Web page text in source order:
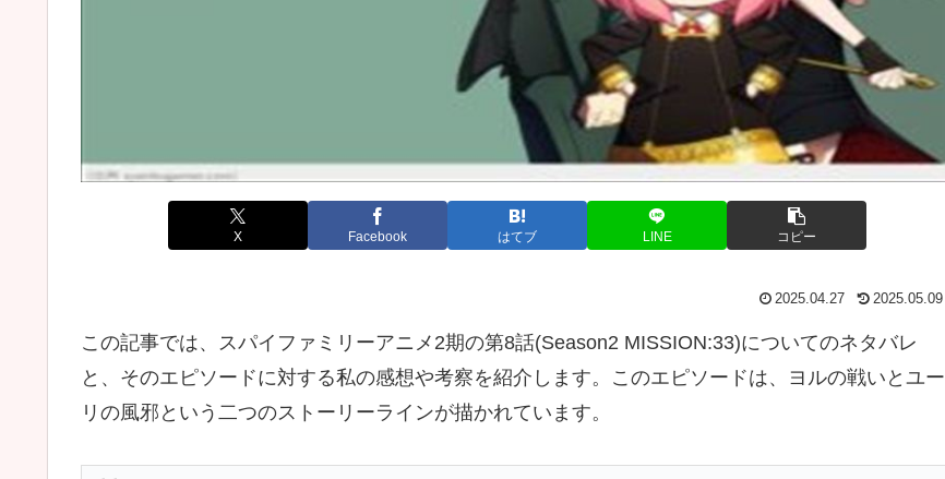
X Facebook はてブ LINE コピー
2025.04.27 2025.05.09
この記事では、スパイファミリーアニメ2期の第8話(Season2 MISSION:33)についてのネタバレ
と、そのエピソードに対する私の感想や考察を紹介します。このエピソードは、ヨルの戦いとユー
リの風邪という二つのストーリーラインが描かれています。